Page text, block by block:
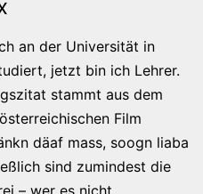
an der Universität in
jetzt bin ich Lehrer.
stammt aus dem
Film
däaf mass, soogn liaba
sind zumindest die
– wer es nicht